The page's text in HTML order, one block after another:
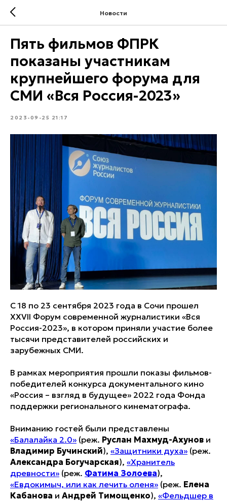
Новости
Пять фильмов ФПРК
показаны участникам
крупнейшего форума для
СМИ «Вся Россия-2023»
2023-09-25 21:17
С 18 по 23 сентября 2023 года в Сочи прошел
XXVII Форум современной журналистики «Вся
Россия-2023», в котором приняли участие более
тысячи представителей российских и
зарубежных СМИ.
В рамках мероприятия прошли показы фильмов-
победителей конкурса документального кино
«Россия – взгляд в будущее» 2022 года Фонда
поддержки регионального кинематографа.
Вниманию гостей были представлены
«Балалайка 2.0» (реж. Руслан Махмуд-Ахунов и
Владимир Бучинский), «Защитники духа» (реж.
Александра Богучарская), «Хранитель
древности» (реж. Фатима Золоева),
«Евдокимыч, или как лечить оленя» (реж. Елена
Кабанова и Андрей Тимощенко), «Фельдшер в